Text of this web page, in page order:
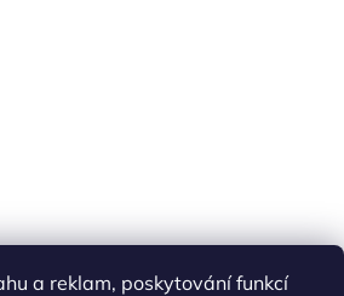
a reklam, poskytování funkcí